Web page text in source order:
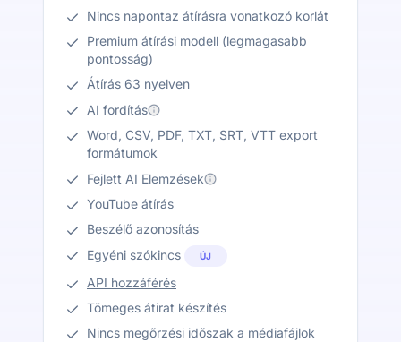
Nincs napontaz átírásra vonatkozó korlát
Premium átírási modell (legmagasabb
pontosság)
Átírás 63 nyelven
AI fordítás
Word, CSV, PDF, TXT, SRT, VTT export
formátumok
Fejlett AI Elemzések
YouTube átírás
Beszélő azonosítás
Egyéni szókincs
ÚJ
API hozzáférés
Tömeges átirat készítés
Nincs megőrzési időszak a médiafájlok